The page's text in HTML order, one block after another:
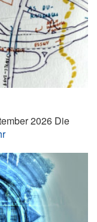
2026 Die